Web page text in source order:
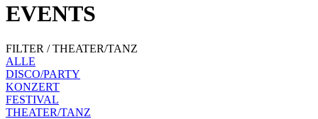
EVENTS
FILTER / THEATER/TANZ
ALLE
DISCO/PARTY
KONZERT
FESTIVAL
THEATER/TANZ